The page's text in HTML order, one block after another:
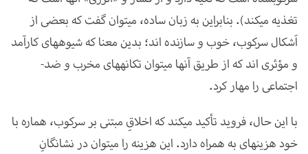
تغذیه می­کند). بنابراین به زبان ساده، می­توان گفت که بعضی از
اَشکال سرکوب، خوب و سازنده اند؛ بدین معنا که شیوه­های کارآمد
و مؤثری اند که از طریق آن­ها می­توان تکانه­های مخرب و ضد­
اجتماعی را مهار کرد.
با این حال، فروید تأکید می­کند که اخلاقِ مبتنی بر سرکوب، هماره با
خود هزینه­ای به همراه دارد. این هزینه را می­توان در نشانگانِ